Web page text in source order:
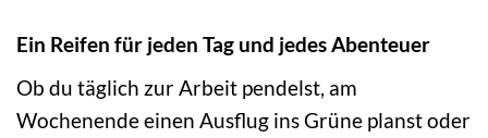
Ein Reifen für jeden Tag und jedes Abenteuer
Ob du täglich zur Arbeit pendelst, am
Wochenende einen Ausflug ins Grüne planst oder